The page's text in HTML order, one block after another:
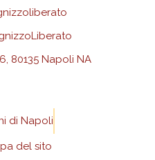
80135 Napoli NA
di Napoli
del sito